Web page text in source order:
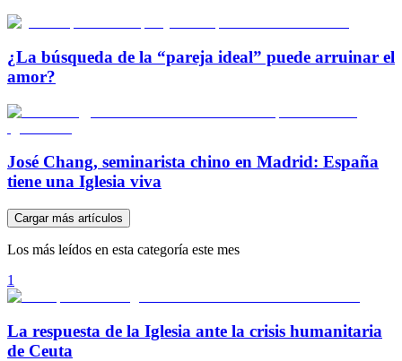
¿La búsqueda de la “pareja ideal” puede arruinar el
amor?
José Chang, seminarista chino en Madrid: España
tiene una Iglesia viva
Cargar más artículos
Los más leídos en esta categoría este mes
1
La respuesta de la Iglesia ante la crisis humanitaria
de Ceuta